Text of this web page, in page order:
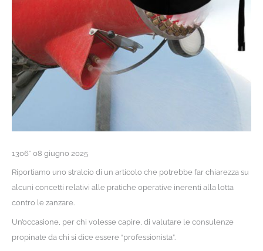
1306* 08 giugno 2025
Riportiamo uno stralcio di un articolo che potrebbe far chiarezza su
alcuni concetti relativi alle pratiche operative inerenti alla lotta
contro le zanzare.
Un’occasione, per chi volesse capire, di valutare le consulenze
propinate da chi si dice essere “professionista”.